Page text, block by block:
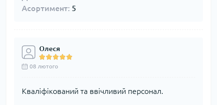
Асортимент: 5
Олеся
08 лютого
Кваліфікований та ввічливий персонал.